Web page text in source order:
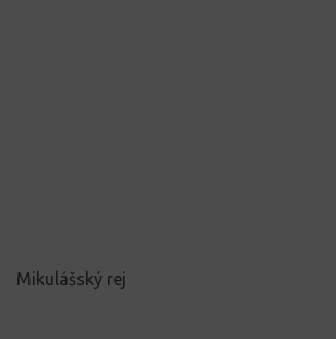
Mikulášský rej